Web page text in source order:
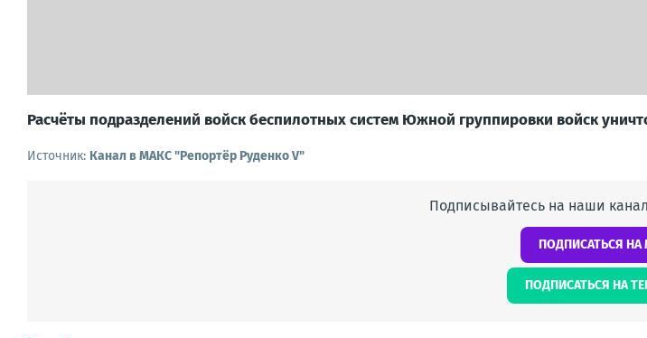
Расчёты подразделений войск беспилотных систем Южной группировки войск
Источник: Канал в МАКС "Репортёр Руденко V"
Подписывайтесь на наши
ПОДПИСАТЬСЯ НА
ПОДПИСАТЬСЯ НА